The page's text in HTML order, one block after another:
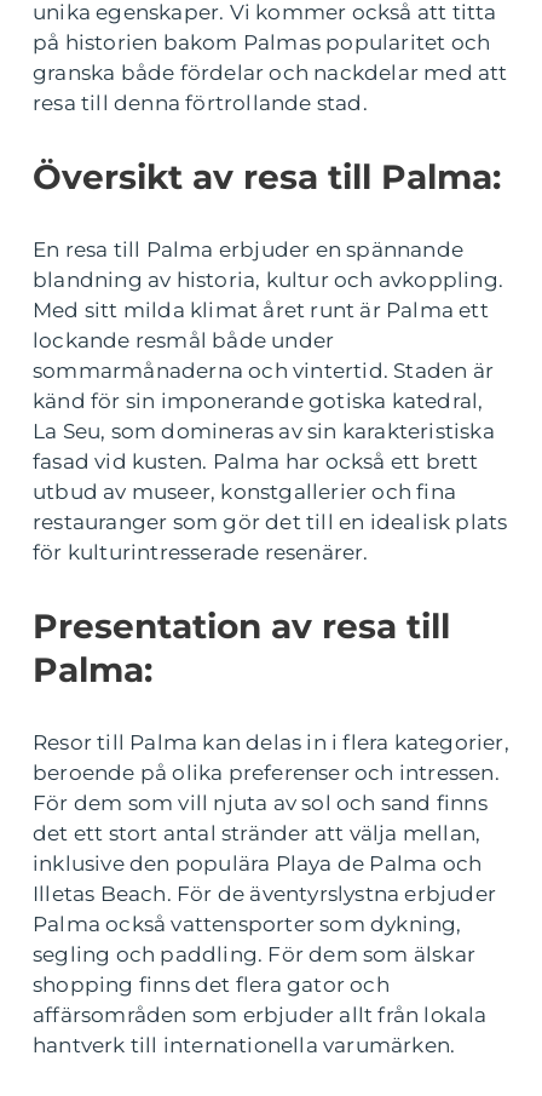
unika egenskaper. Vi kommer också att titta
på historien bakom Palmas popularitet och
granska både fördelar och nackdelar med att
resa till denna förtrollande stad.
Översikt av resa till Palma:
En resa till Palma erbjuder en spännande
blandning av historia, kultur och avkoppling.
Med sitt milda klimat året runt är Palma ett
lockande resmål både under
sommarmånaderna och vintertid. Staden är
känd för sin imponerande gotiska katedral,
La Seu, som domineras av sin karakteristiska
fasad vid kusten. Palma har också ett brett
utbud av museer, konstgallerier och fina
restauranger som gör det till en idealisk plats
för kulturintresserade resenärer.
Presentation av resa till
Palma:
Resor till Palma kan delas in i flera kategorier,
beroende på olika preferenser och intressen.
För dem som vill njuta av sol och sand finns
det ett stort antal stränder att välja mellan,
inklusive den populära Playa de Palma och
Illetas Beach. För de äventyrslystna erbjuder
Palma också vattensporter som dykning,
segling och paddling. För dem som älskar
shopping finns det flera gator och
affärsområden som erbjuder allt från lokala
hantverk till internationella varumärken.